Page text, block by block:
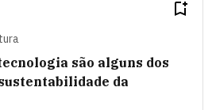
são alguns dos
da